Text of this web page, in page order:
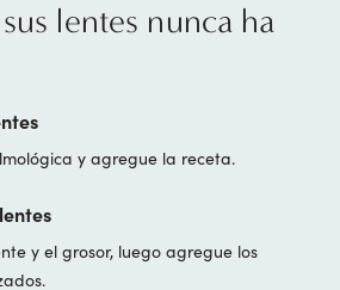
lentes nunca ha
y agregue la receta.
y el grosor, luego agregue los